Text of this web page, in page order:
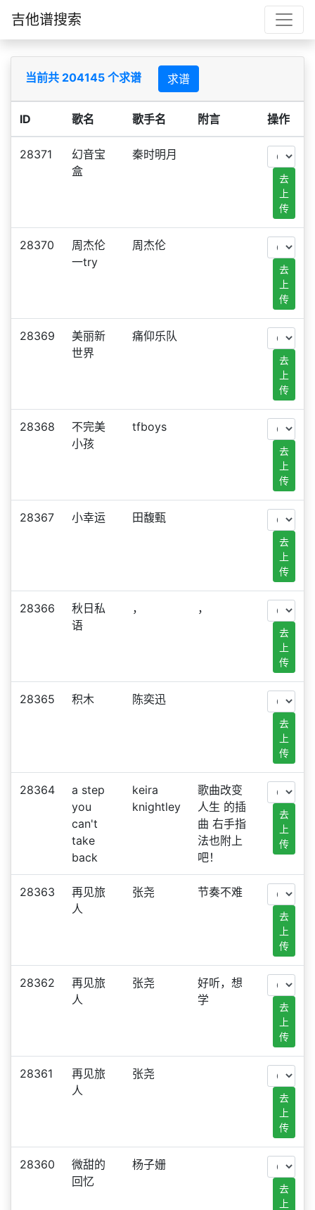
吉他谱搜索
当前共 204145 个求谱 求谱
ID 歌名 歌手名 附言 操作
28371
幻音宝
盒
秦时明月
去
上
传
28370
周杰伦
一try
周杰伦
去
上
传
28369
美丽新
世界
痛仰乐队
去
上
传
28368
不完美
小孩
tfboys
去
上
传
28367 小幸运 田馥甄
去
上
传
28366
秋日私
语
， ，
去
上
传
28365 积木 陈奕迅
去
上
传
28364
a step
you
can't
take
back
keira
knightley
歌曲改变
人生 的插
曲 右手指
法也附上
吧！
去
上
传
28363
再见旅
人
张尧 节奏不难
去
上
传
28362
再见旅
人
张尧
好听，想
学
去
上
传
28361
再见旅
人
张尧
去
上
传
28360
微甜的
回忆
杨子姗
去
上